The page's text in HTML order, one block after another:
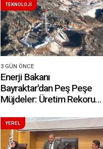
TEKNOLOJİ
3 GÜN ÖNCE
Enerji Bakanı
Bayraktar'dan Peş Peşe
Müjdeler: Üretim Rekoru
YEREL